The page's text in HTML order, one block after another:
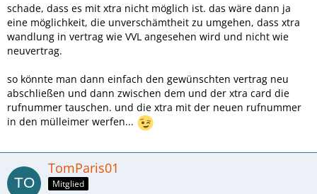
schade, dass es mit xtra nicht möglich ist. das wäre dann ja
eine möglichkeit, die unverschämtheit zu umgehen, dass xtra
wandlung in vertrag wie VVL angesehen wird und nicht wie
neuvertrag.
so könnte man dann einfach den gewünschten vertrag neu
abschließen und dann zwischen dem und der xtra card die
rufnummer tauschen. und die xtra mit der neuen rufnummer
in den mülleimer werfen...
TomParis01
Mitglied